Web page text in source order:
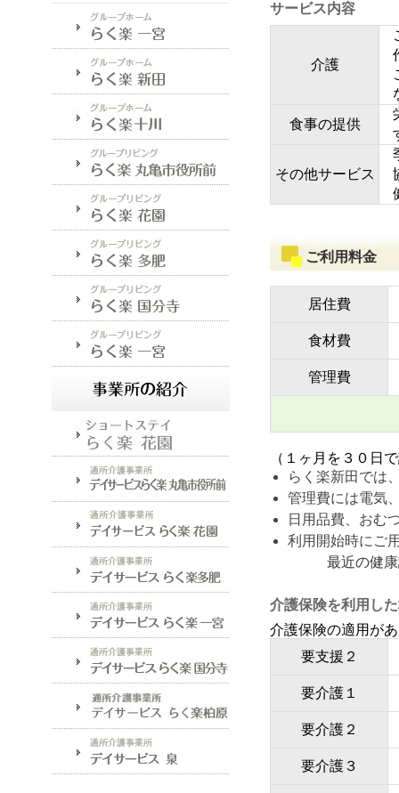
サービス内容
介護
食事の提供
その他サービス
ご利用料金
居住費
食材費
管理費
（１ヶ月を３０日
らく楽新田では
管理費には電気
日用品費、おむ
利用開始時にご
最近の健康診断
介護保険を利用し
介護保険の適用が
要支援２
要介護１
要介護２
要介護３